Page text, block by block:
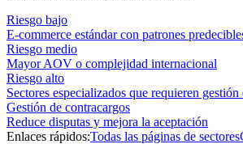
Riesgo bajo
E-commerce estándar con patrones
Riesgo medio
Mayor AOV o complejidad internacional
Riesgo alto
Sectores especializados que requieren gestión
Gestión de contracargos
Reduce disputas y mejora la aceptación
Enlaces rápidos:Todas las páginas de sectores